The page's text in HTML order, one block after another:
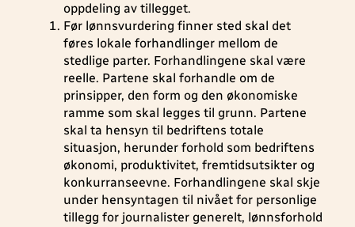
oppdeling av tillegget.
Før lønnsvurdering finner sted skal det
føres lokale forhandlinger mellom de
stedlige parter. Forhandlingene skal være
reelle. Partene skal forhandle om de
prinsipper, den form og den økonomiske
ramme som skal legges til grunn. Partene
skal ta hensyn til bedriftens totale
situasjon, herunder forhold som bedriftens
økonomi, produktivitet, fremtidsutsikter og
konkurranseevne. Forhandlingene skal skje
under hensyntagen til nivået for personlige
tillegg for journalister generelt, lønnsforhold